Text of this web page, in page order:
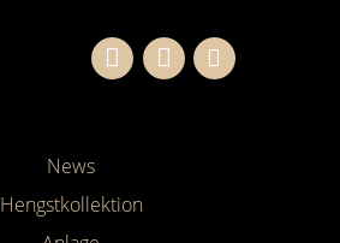
News
Hengstkollektion